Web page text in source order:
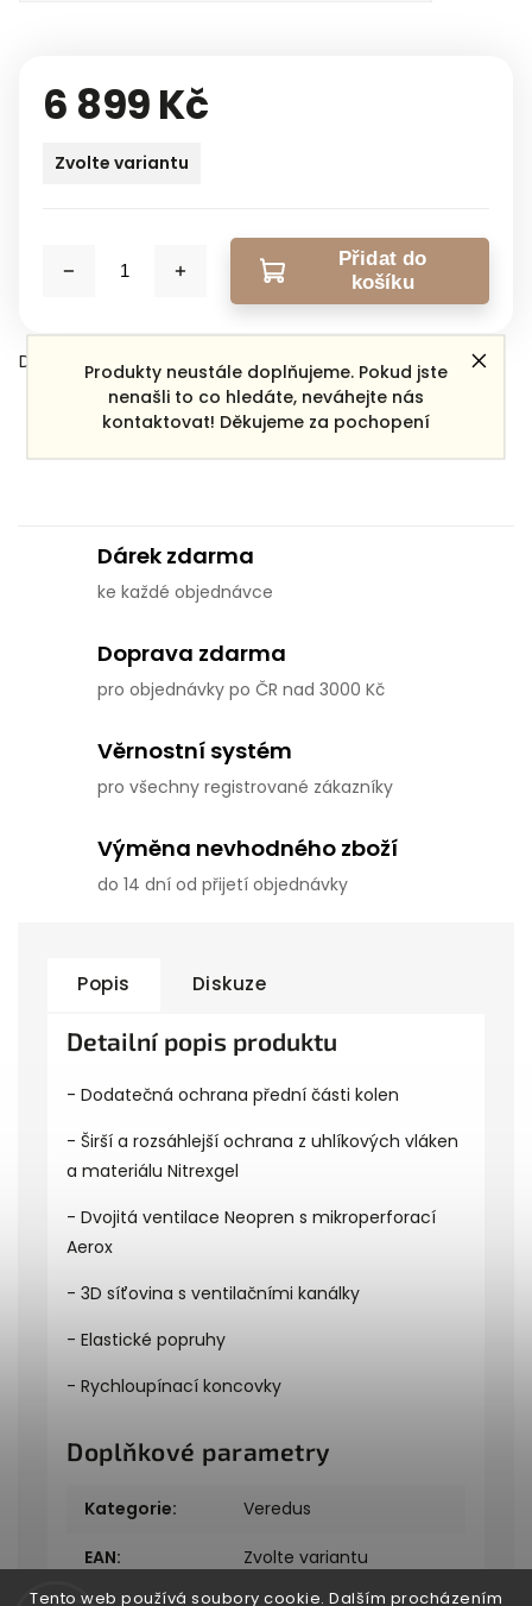
Tento web používá soubory cookie. Dalším procházením
Produkty neustále doplňujeme. Pokud jste
nenašli to co hledáte, neváhejte nás
kontaktovat! Děkujeme za pochopení
6 899 Kč
Zvolte variantu
Přidat do
košíku
Detailní informace
Dárek zdarma
ke každé objednávce
Doprava zdarma
pro objednávky po ČR nad 3000 Kč
Věrnostní systém
pro všechny registrované zákazníky
Výměna nevhodného zboží
do 14 dní od přijetí objednávky
Popis Diskuze
Detailní popis produktu
- Dodatečná ochrana přední části kolen
- Širší a rozsáhlejší ochrana z uhlíkových vláken
a materiálu Nitrexgel
- Dvojitá ventilace Neopren s mikroperforací
Aerox
- 3D síťovina s ventilačními kanálky
- Elastické popruhy
- Rychloupínací koncovky
Doplňkové parametry
Kategorie: Veredus
EAN: Zvolte variantu